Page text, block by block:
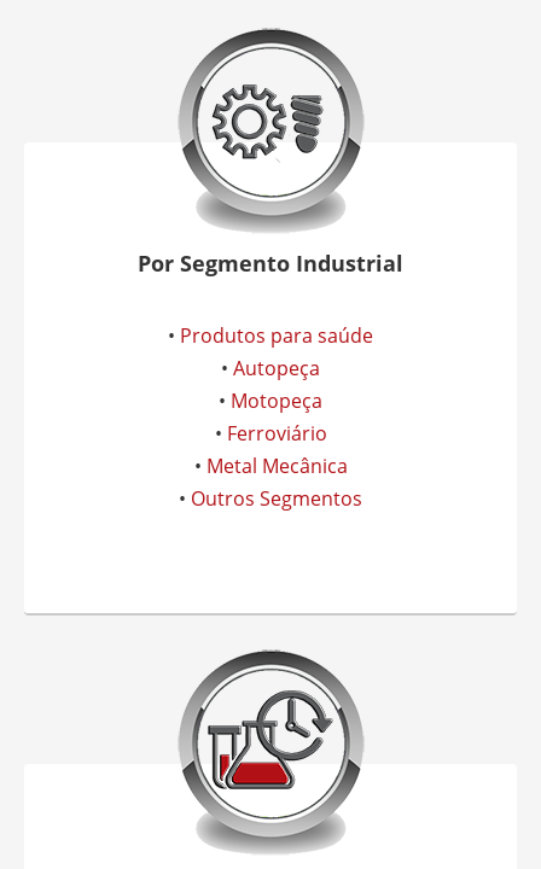
Por Segmento Industrial
• Produtos para saúde
• Autopeça
• Motopeça
• Ferroviário
• Metal Mecânica
• Outros Segmentos